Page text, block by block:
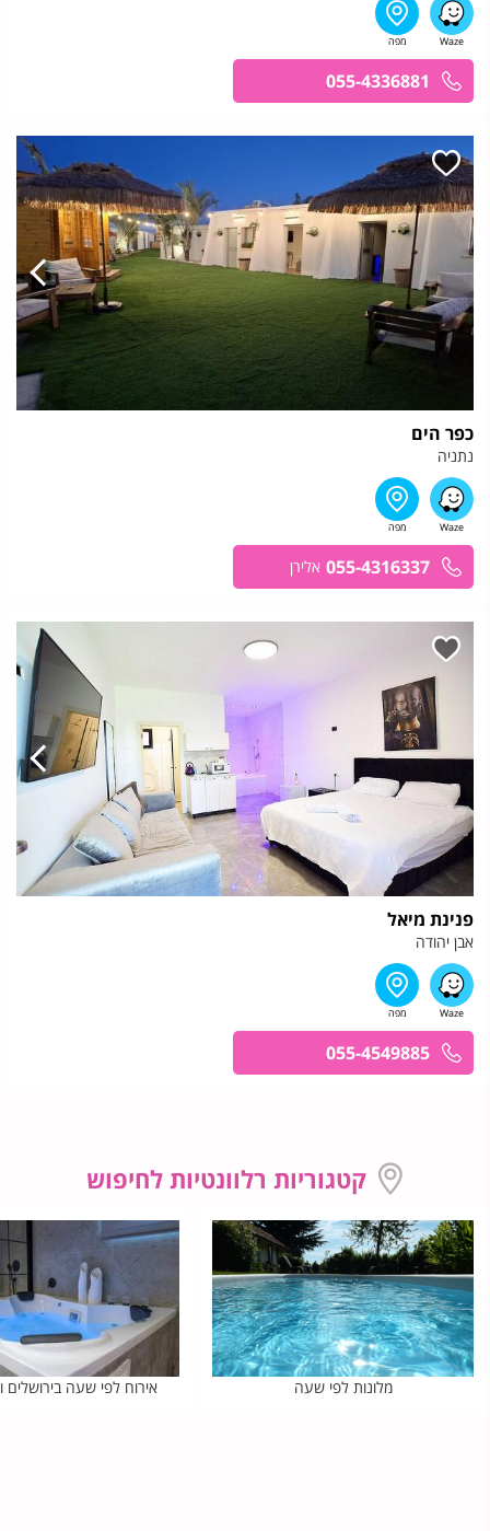
055-4336881
כפר הים
נתניה
055-4316337 אלירן
פנינת מיאל
אבן יהודה
055-4549885
קטגוריות רלוונטיות לחיפוש
מלונות לפי שעה אירוח לפי שעה בירושלים